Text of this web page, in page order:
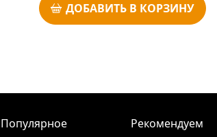
ДОБАВИТЬ В КОРЗИНУ
Популярное
Рекомендуем